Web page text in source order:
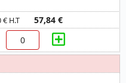
€ H.T 57,84 €